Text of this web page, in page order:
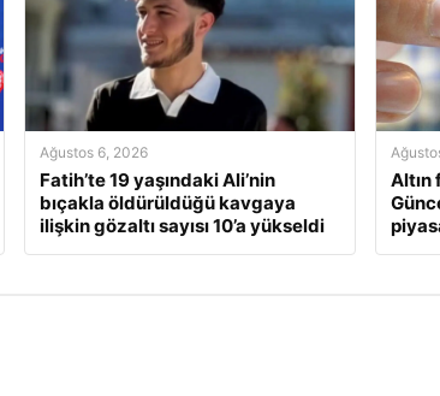
Ağustos 6, 2026
Fatih’te 19 yaşındaki Ali’nin
bıçakla öldürüldüğü kavgaya
ilişkin gözaltı sayısı 10’a yükseldi
Altın